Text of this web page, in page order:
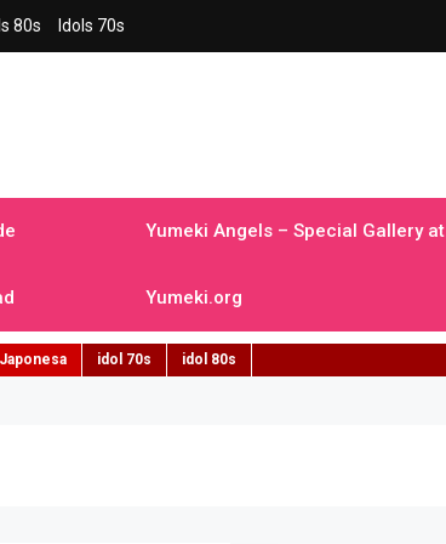
80s Idols 70s
Yumeki Angels – Special Gallery at
Yumeki.org
idol 70s idol 80s